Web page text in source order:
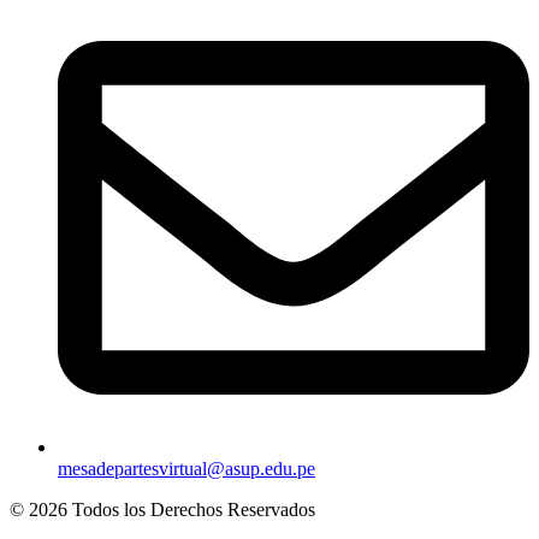
mesadepartesvirtual@asup.edu.pe
© 2026 Todos los Derechos Reservados